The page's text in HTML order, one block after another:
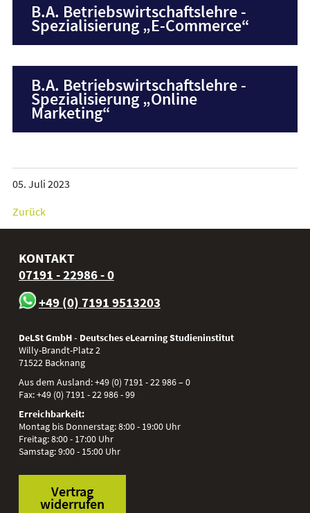
B.A. Betriebswirtschaftslehre -
Spezialisierung „E-Commerce“
B.A. Betriebswirtschaftslehre -
Spezialisierung „Online
Marketing“
05. Juli 2023
Zurück
KONTAKT
07191 - 22986 - 0
+49 (0) 7191 9513203
DeLSt GmbH - Deutsches eLearning Studieninstitut
Willy-Brandt-Platz 2
71522 Backnang
Aus dem Ausland:+49 (0) 7191 - 22 986 – 0
Fax:+49 (0) 7191 - 22 986 - 99
Erreichbarkeit:
Montag bis Donnerstag: 8:00 - 19:00 Uhr
Freitag: 8:00 - 17:00 Uhr
Samstag: 9:00 - 15:00 Uhr
Vertrag
widerrufen